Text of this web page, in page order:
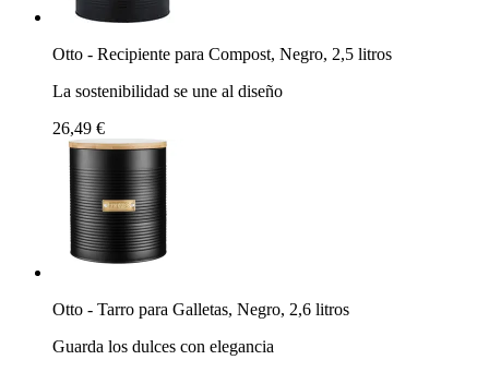
Otto - Recipiente para Compost, Negro, 2,5 litros
La sostenibilidad se une al diseño
26,49 €
Otto - Tarro para Galletas, Negro, 2,6 litros
Guarda los dulces con elegancia